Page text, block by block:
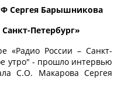
Сергея Барышникова
Петербург»
«Радио России – Санкт-
утро" - прошло интервью
С.О. Макарова Сергея